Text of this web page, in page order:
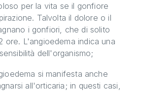
per la vita se il gonfiore
Talvolta il dolore o il
i gonfiori, che di solito
ore. L'angioedema indica una
dell'organismo;
si manifesta anche
all'orticaria; in questi casi,